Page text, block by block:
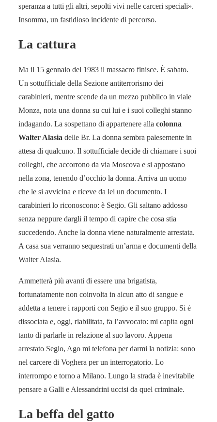
speranza a tutti gli altri, sepolti vivi nelle carceri speciali».
Insomma, un fastidioso incidente di percorso.
La cattura
Ma il 15 gennaio del 1983 il massacro finisce. È sabato.
Un sottufficiale della Sezione antiterrorismo dei
carabinieri, mentre scende da un mezzo pubblico in viale
Monza, nota una donna su cui lui e i suoi colleghi stanno
indagando. La sospettano di appartenere alla colonna
Walter Alasia delle Br. La donna sembra palesemente in
attesa di qualcuno. Il sottufficiale decide di chiamare i suoi
colleghi, che accorrono da via Moscova e si appostano
nella zona, tenendo d’occhio la donna. Arriva un uomo
che le si avvicina e riceve da lei un documento. I
carabinieri lo riconoscono: è Segio. Gli saltano addosso
senza neppure dargli il tempo di capire che cosa stia
succedendo. Anche la donna viene naturalmente arrestata.
A casa sua verranno sequestrati un’arma e documenti della
Walter Alasia.
Ammetterà più avanti di essere una brigatista,
fortunatamente non coinvolta in alcun atto di sangue e
addetta a tenere i rapporti con Segio e il suo gruppo. Si è
dissociata e, oggi, riabilitata, fa l’avvocato: mi capita ogni
tanto di parlarle in relazione al suo lavoro. Appena
arrestato Segio, Ago mi telefona per darmi la notizia: sono
nel carcere di Voghera per un interrogatorio. Lo
interrompo e torno a Milano. Lungo la strada è inevitabile
pensare a Galli e Alessandrini uccisi da quel criminale.
La beffa del gatto